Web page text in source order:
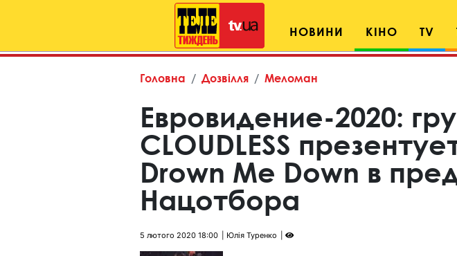
НОВИНИ КІНО TV
Головна Дозвілля Меломан
Евровидение-2020:
CLOUDLESS
Drown Me Down в
Нацотбора
5 лютого 2020 18:00 Юлія Туренко